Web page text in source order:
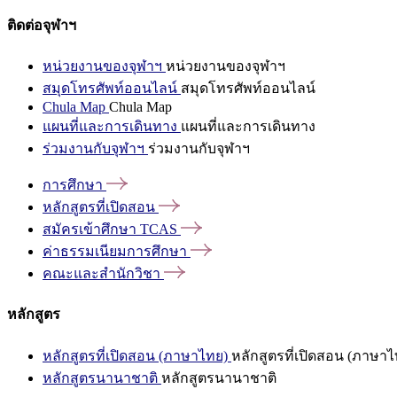
ติดต่อจุฬาฯ
หน่วยงานของจุฬาฯ หน่วยงานของจุฬาฯ
สมุดโทรศัพท์ออนไลน์ สมุดโทรศัพท์ออนไลน์
Chula Map Chula Map
แผนที่และการเดินทาง แผนที่และการเดินทาง
ร่วมงานกับจุฬาฯ ร่วมงานกับจุฬาฯ
การศึกษา
หลักสูตรที่เปิดสอน
สมัครเข้าศึกษา TCAS
ค่าธรรมเนียมการศึกษา
คณะและสำนักวิชา
หลักสูตร
หลักสูตรที่เปิดสอน (ภาษาไทย) หลักสูตรที่เปิดสอน (ภาษาไ
หลักสูตรนานาชาติ หลักสูตรนานาชาติ